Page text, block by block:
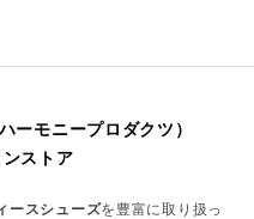
モニープロダクツ）
ストア
ースシューズを豊富に取り扱っ